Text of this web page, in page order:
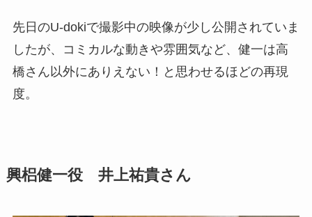
先日のU-dokiで撮影中の映像が少し公開されていま
したが、コミカルな動きや雰囲気など、健一は高
橋さん以外にありえない！と思わせるほどの再現
度。
興梠健一役 井上祐貴さん